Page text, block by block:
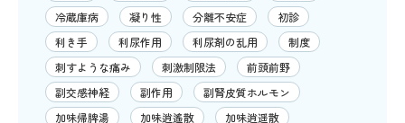
冷蔵庫病
凝り性 分離不安症
初診
利き手
利尿作用 利尿剤の乱用
制度
刺すような痛み
刺激制限法
前頭前野
副交感神経
副作用
副腎皮質ホルモン
加味帰脾湯
加味逍遙散
加味逍遥散